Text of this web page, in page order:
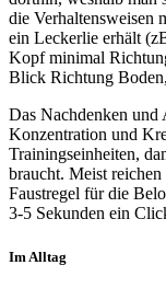
die Verhaltensweisen
ein Leckerlie erhält
Kopf minimal
Blick Richtung
Das Nachdenken
Konzentration und
Trainingseinheiten,
braucht. Meist
Faustregel für die
3-5 Sekunden ein
Im Alltag